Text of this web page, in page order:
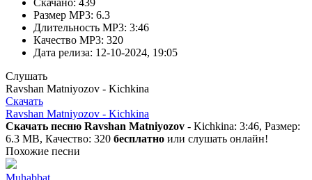
Размер MP3: 6.3
Длительность MP3: 3:46
Качество MP3: 320
Дата релиза: 12-10-2024, 19:05
Слушать
Ravshan Matniyozov - Kichkina
Скачать
Ravshan Matniyozov - Kichkina
Скачать песню Ravshan Matniyozov - Kichkina: 3:46, Размер:
6.3 MB, Качество: 320 бесплатно или слушать онлайн!
Похожие песни
Muhabbat